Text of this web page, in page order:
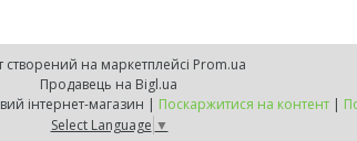
створений на маркетплейсі Prom.ua
Продавець на Bigl.ua
"BEST HARVEST" - насіння овочей та ЗЗР, гуртовий інтернет-магазин | Поскаржитися на контент |
Select Language ▼